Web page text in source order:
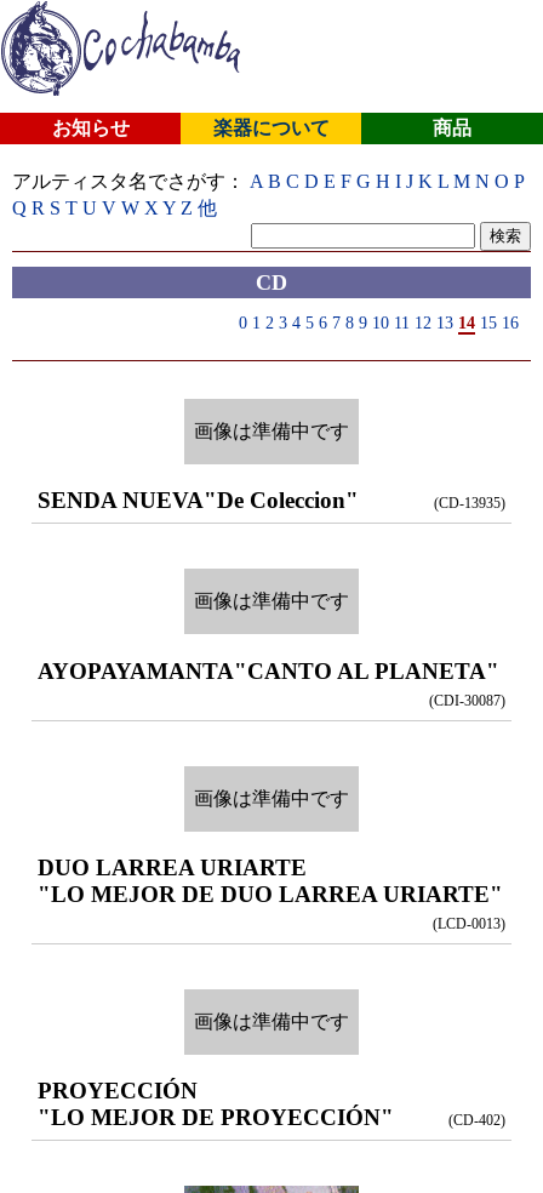
お知らせ 楽器について 商品
アルティスタ名でさがす： A B C D E F G H I J K L M N O P
Q R S T U V W X Y Z 他
CD
0 1 2 3 4 5 6 7 8 9 10 11 12 13 14 15 16
画像は準備中です
SENDA NUEVA"De Coleccion" (CD-13935)
画像は準備中です
AYOPAYAMANTA"CANTO AL PLANETA"
(CDI-30087)
画像は準備中です
DUO LARREA URIARTE
"LO MEJOR DE DUO LARREA URIARTE"
(LCD-0013)
画像は準備中です
PROYECCIÓN
"LO MEJOR DE PROYECCIÓN"
(CD-402)